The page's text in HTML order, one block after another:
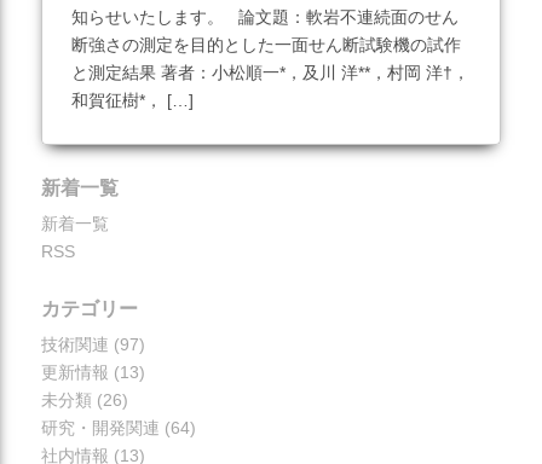
知らせいたします。 論文題：軟岩不連続面のせん
断強さの測定を目的とした一面せん断試験機の試作
と測定結果 著者：小松順一*，及川 洋**，村岡 洋†，
和賀征樹*， […]
新着一覧
新着一覧
RSS
カテゴリー
技術関連 (97)
更新情報 (13)
未分類 (26)
研究・開発関連 (64)
社内情報 (13)